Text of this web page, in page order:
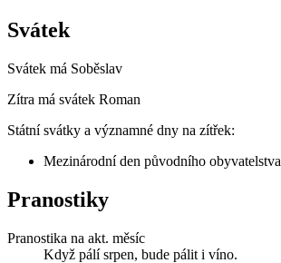
Svátek
Svátek má Soběslav
Zítra má svátek Roman
Státní svátky a významné dny na zítřek:
Mezinárodní den původního obyvatelstva
Pranostiky
Pranostika na akt. měsíc
Když pálí srpen, bude pálit i víno.